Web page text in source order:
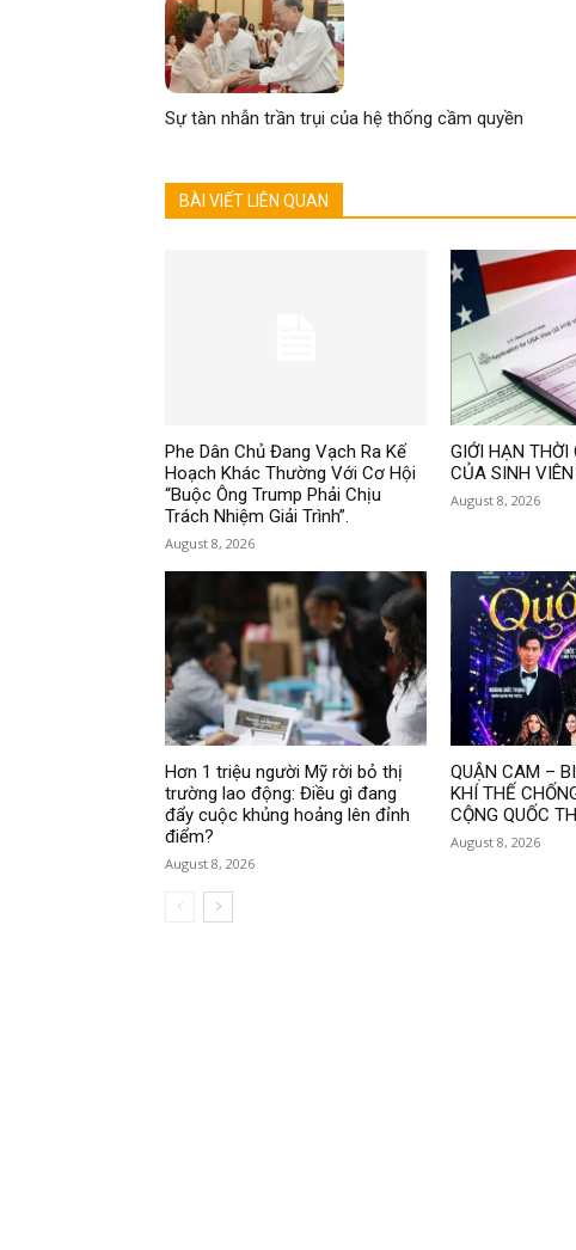
Sự tàn nhẫn trần trụi của hệ thống cầm quyền
BÀI VIẾT LIÊN QUAN
Phe Dân Chủ Đang Vạch Ra Kế
Hoạch Khác Thường Với Cơ Hội
“Buộc Ông Trump Phải Chịu
Trách Nhiệm Giải Trình”.
August 8, 2026
GIỚI HẠN THỜI
CỦA SINH
August 8, 2026
Hơn 1 triệu người Mỹ rời bỏ thị
trường lao động: Điều gì đang
đẩy cuộc khủng hoảng lên đỉnh
điểm?
August 8, 2026
QUẬN CAM –
KHÍ THẾ
CỘNG QUỐC
August 8, 2026